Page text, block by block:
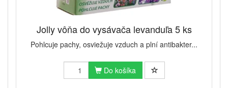
Jolly vôňa do vysávača levanduľa 5 ks
Pohlcuje pachy, osviežuje vzduch a plní antibakter...
Do košíka